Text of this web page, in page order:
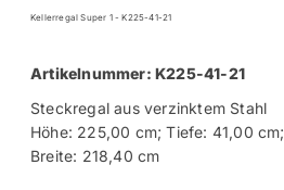
Kellerregal Super 1 - K225-41-21
Artikelnummer: K225-41-21
Steckregal aus verzinktem Stahl
Höhe: 225,00 cm; Tiefe: 41,00 cm;
Breite: 218,40 cm